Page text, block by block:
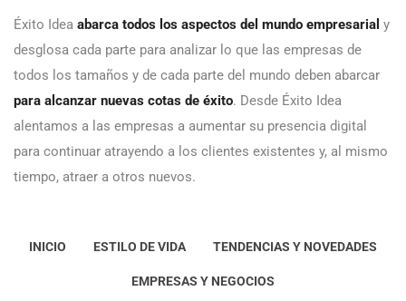
Éxito Idea abarca todos los aspectos del mundo empresarial y
desglosa cada parte para analizar lo que las empresas de
todos los tamaños y de cada parte del mundo deben abarcar
para alcanzar nuevas cotas de éxito. Desde Éxito Idea
alentamos a las empresas a aumentar su presencia digital
para continuar atrayendo a los clientes existentes y, al mismo
tiempo, atraer a otros nuevos.
INICIO ESTILO DE VIDA TENDENCIAS Y NOVEDADES
EMPRESAS Y NEGOCIOS